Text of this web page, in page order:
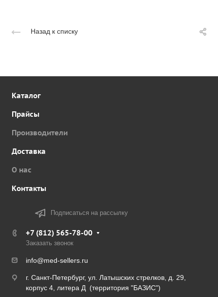
Назад к списку
Каталог
Прайсы
Производители
Доставка
О нас
Контакты
Подписаться на рассылку
+7 (812) 565-78-00
Заказать звонок
info@med-sellers.ru
г. Санкт-Петербург, ул. Латышских стрелков, д. 29,
корпус 4, литера Д (территория "БАЗИС")